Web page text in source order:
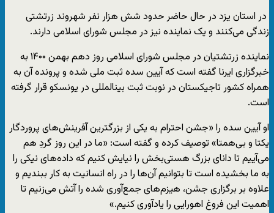
در استان یزد در حال حاضر حدود شش هزار نفر شهروند زرتشتی
زندگی می‌کنند و یک نماینده نیز در مجلس شورای اسلامی دارند.
نماینده زرتشتیان در مجلس شورای اسلامی روز دهم بهمن ۱۴۰۰ به
خبرگزاری ایرنا گفته است که آیین سده ثبت ملی شده و پرونده آن به
همراه کشور تاجیکستان در نوبت ثبت بین‎المللی در یونسکو قرار گرفته
است.
او آیین سده را «جشن احترام به یکی از بزرگترین آفرینش‌های پروردگار
یکتا و بی‌همتا» توصیف کرده و گفته است: «ما در این روز گردِ هم
می‌آییم تا دانای بزرگ هستی‌بخش را نیایش کنیم که داده‌های نیکی را
به ما بخشیده است تا بتوانیم آن‌ها را در راه انسانیت به کار ببندیم و
علاوه بر برگزاری جشن، هیزم‌های جمع‌آوری شده را آتش می‌زنیم تا
اهمیت این فروغ اهورایی را یادآوری کنیم.»